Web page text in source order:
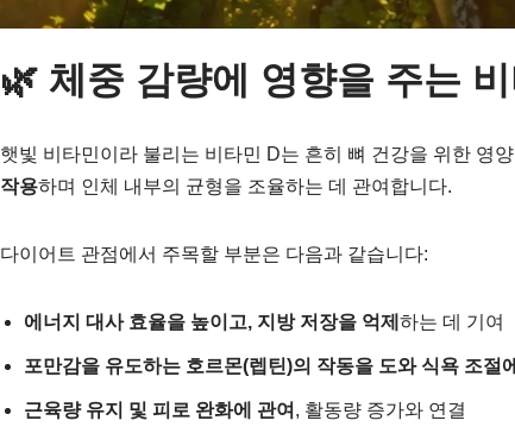
🌿 체중 감량에 영향을 주는
햇빛 비타민이라 불리는 비타민 D는 흔히 뼈 건강을 위한 영
작용하며 인체 내부의 균형을 조율하는 데 관여합니다.
다이어트 관점에서 주목할 부분은 다음과 같습니다:
에너지 대사 효율을 높이고, 지방 저장을 억제 하는 데 기여
포만감을 유도하는 호르몬(렙틴)의 작동을 도와 식욕 조절
근육량 유지 및 피로 완화에 관여 , 활동량 증가와 연결